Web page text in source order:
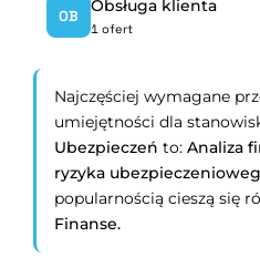
OB
Obsługa klienta
1 ofert
Najczęściej wymagane
umiejętności dla
Ubezpieczeń to:Analiza
ryzyka
popularnością cieszą się
Finanse.